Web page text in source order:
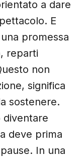
a dare
E
promessa
reparti
non
significa
sostenere.
diventare
deve prima
In una